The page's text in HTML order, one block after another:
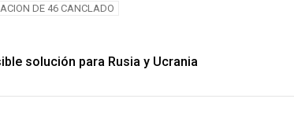
DE 46 CANCLADO
solución para Rusia y Ucrania